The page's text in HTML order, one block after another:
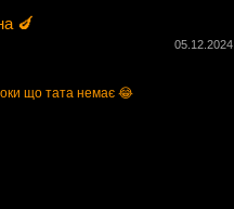
🍆
05.12.2024